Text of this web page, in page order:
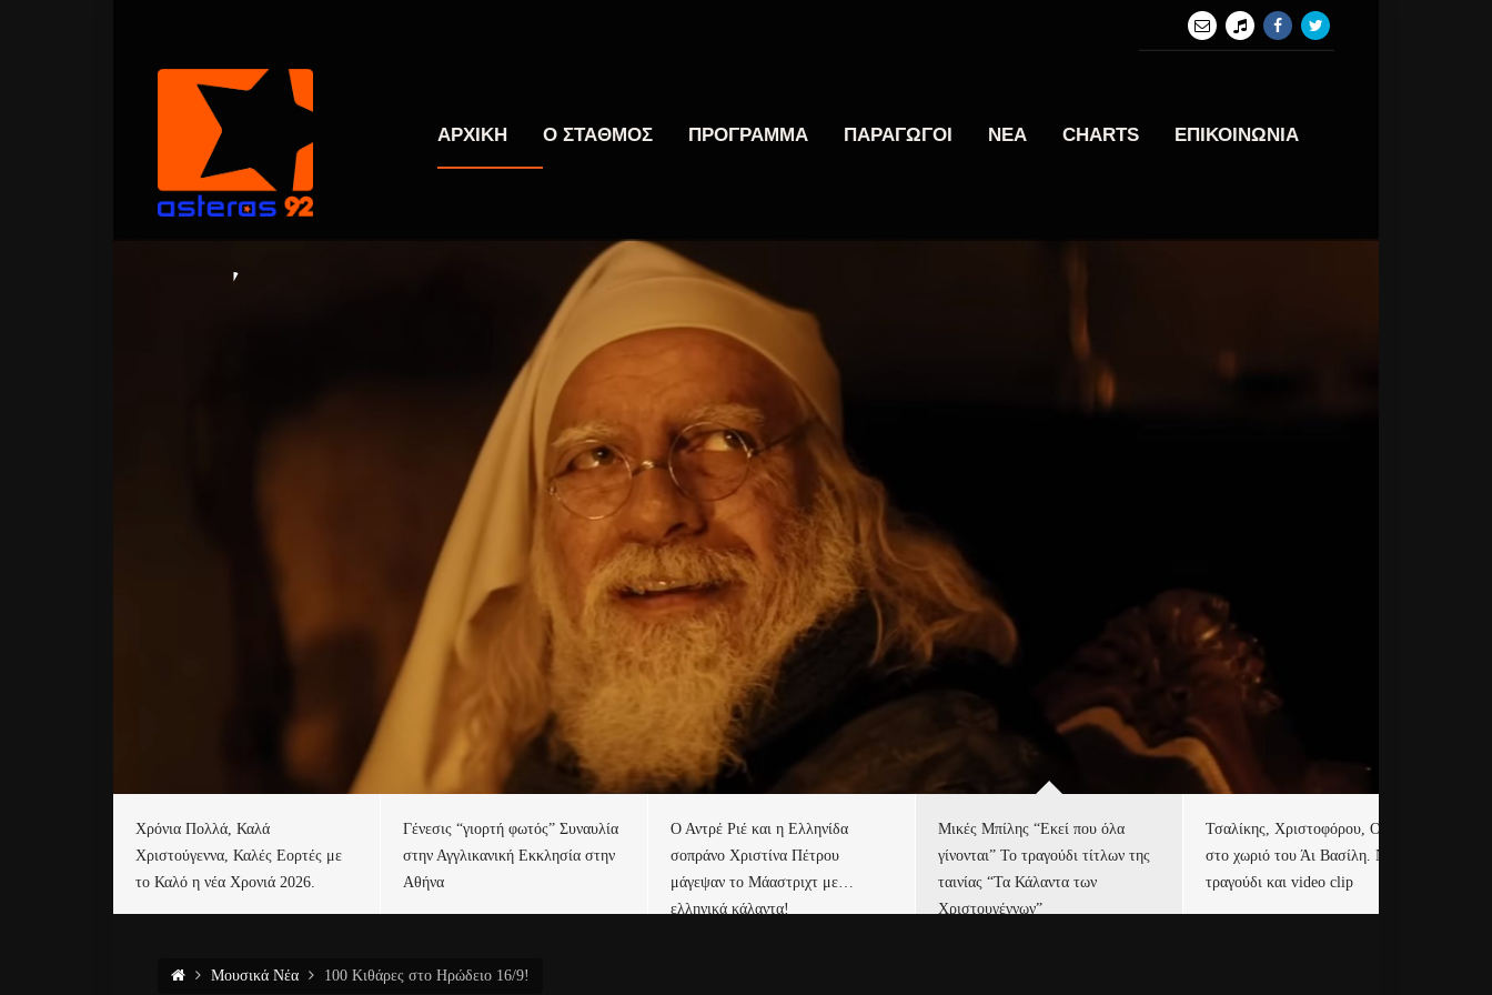
ΑΡΧΙΚΗ Ο ΣΤΑΘΜΟΣ ΠΡΟΓΡΑΜΜΑ ΠΑΡΑΓΩΓΟΙ ΝΕΑ CHARTS ΕΠΙΚΟΙΝΩΝΙΑ
Χρόνια Πολλά, Καλά
Χριστούγεννα, Καλές Εορτές με
το Καλό η νέα Χρονιά 2026.
Γένεσις “γιορτή φωτός” Συναυλία
στην Αγγλικανική Εκκλησία στην
Αθήνα
Ο Αντρέ Ριέ και η Ελληνίδα
σοπράνο Χριστίνα Πέτρου
μάγεψαν το Μάαστριχτ με…
ελληνικά κάλαντα!
Μικές Μπίλης “Εκεί που όλα
γίνονται” Το τραγούδι τίτλων της
ταινίας “Τα Κάλαντα των
Χριστουγέννων”
Τσαλίκης, Χριστοφόρου, ONE
στο χωριό του Άι Βασίλη. Νέο
τραγούδι και video clip
Μουσικά Νέα 100 Κιθάρες στο Ηρώδειο 16/9!